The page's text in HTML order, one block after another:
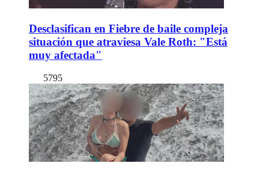
Desclasifican en Fiebre de baile compleja
situación que atraviesa Vale Roth: "Está
muy afectada"
5795